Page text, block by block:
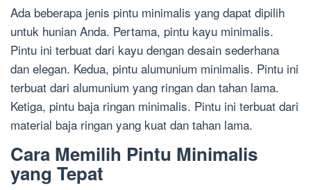
Ada beberapa jenis pintu minimalis yang dapat dipilih
untuk hunian Anda. Pertama, pintu kayu minimalis.
Pintu ini terbuat dari kayu dengan desain sederhana
dan elegan. Kedua, pintu alumunium minimalis. Pintu ini
terbuat dari alumunium yang ringan dan tahan lama.
Ketiga, pintu baja ringan minimalis. Pintu ini terbuat dari
material baja ringan yang kuat dan tahan lama.
Cara Memilih Pintu Minimalis
yang Tepat